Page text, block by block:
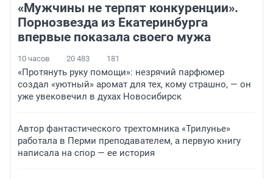
«Мужчины не терпят конкуренции».
Порнозвезда из Екатеринбурга
впервые показала своего мужа
10 часов 20 483 181
«Протянуть руку помощи»: незрячий парфюмер
создал «уютный» аромат для тех, кому страшно, — он
уже увековечил в духах Новосибирск
Автор фантастического трехтомника «Трилунье»
работала в Перми преподавателем, а первую книгу
написала на спор — ее история